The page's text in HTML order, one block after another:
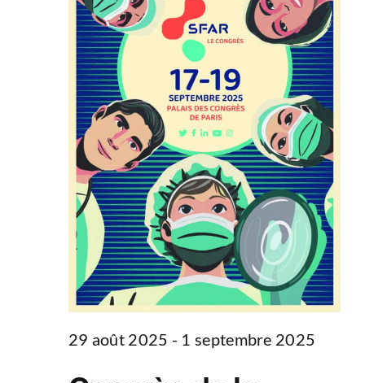
29 août 2025 - 1 septembre 2025